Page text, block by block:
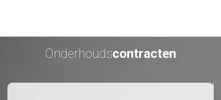
Onderhoudscontracten